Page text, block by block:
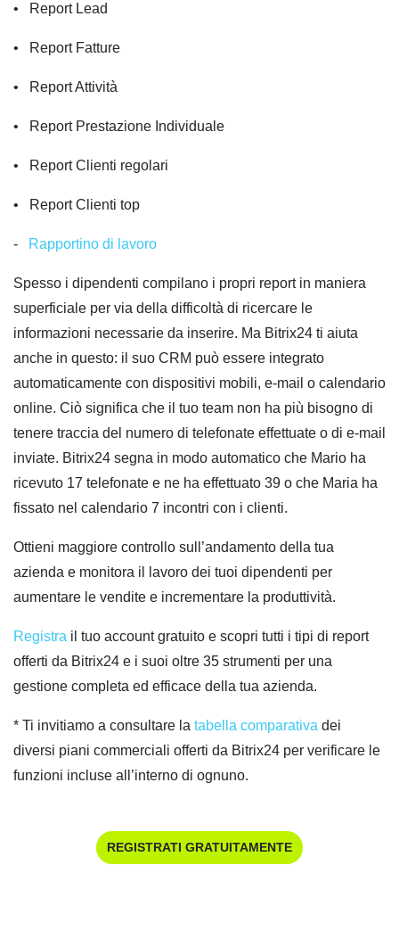
• Report Lead
• Report Fatture
• Report Attività
• Report Prestazione Individuale
• Report Clienti regolari
• Report Clienti top
- Rapportino di lavoro
Spesso i dipendenti compilano i propri report in maniera
superficiale per via della difficoltà di ricercare le
informazioni necessarie da inserire. Ma Bitrix24 ti aiuta
anche in questo: il suo CRM può essere integrato
automaticamente con dispositivi mobili, e-mail o calendario
online. Ciò significa che il tuo team non ha più bisogno di
tenere traccia del numero di telefonate effettuate o di e-mail
inviate. Bitrix24 segna in modo automatico che Mario ha
ricevuto 17 telefonate e ne ha effettuato 39 o che Maria ha
fissato nel calendario 7 incontri con i clienti.
Ottieni maggiore controllo sull’andamento della tua
azienda e monitora il lavoro dei tuoi dipendenti per
aumentare le vendite e incrementare la produttività.
Registra il tuo account gratuito e scopri tutti i tipi di report
offerti da Bitrix24 e i suoi oltre 35 strumenti per una
gestione completa ed efficace della tua azienda.
* Ti invitiamo a consultare la tabella comparativa dei
diversi piani commerciali offerti da Bitrix24 per verificare le
funzioni incluse all’interno di ognuno.
REGISTRATI GRATUITAMENTE